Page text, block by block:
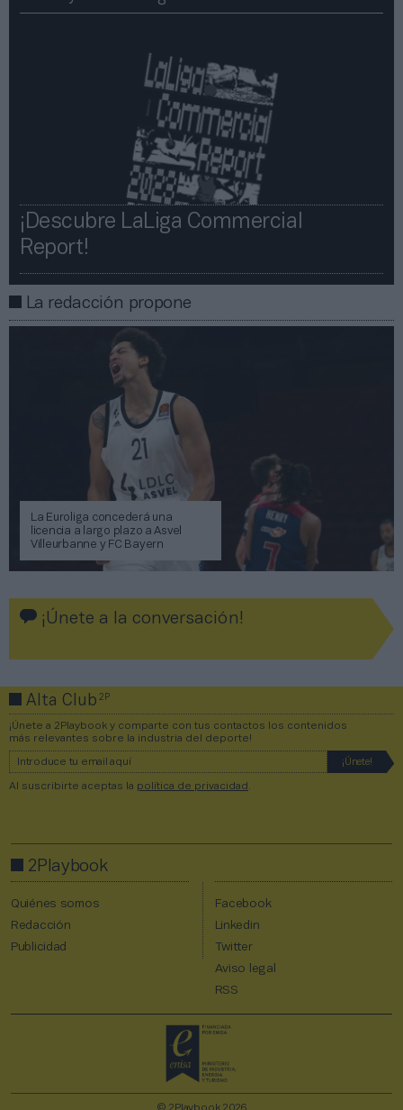
¡Descubre LaLiga Commercial
Report!​​
La redacción propone
La Euroliga concederá una
licencia a largo plazo a Asvel
Villeurbanne y FC Bayern
¡Únete a la conversación!
Alta Club2P
¡Únete a 2Playbook y comparte con tus contactos los contenidos
más relevantes sobre la industria del deporte!
Al suscribirte aceptas la política de privacidad .
2Playbook
Quiénes somos
Redacción
Publicidad
Facebook
Linkedin
Twitter
Aviso legal
RSS
© 2Playbook 2026